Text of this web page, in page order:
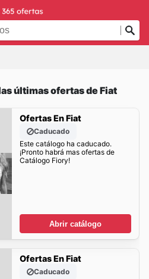
últimas ofertas de Fiat
Ofertas En Fiat
Caducado
Este catálogo ha caducado.
¡Pronto habrá mas ofertas de
Catálogo Fiory!
Abrir catálogo
Ofertas En Fiat
Caducado